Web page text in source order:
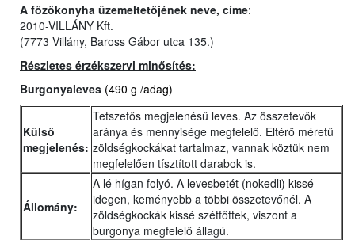
A főzőkonyha üzemeltetőjének neve, címe:
2010-VILLÁNY Kft.
(7773 Villány, Baross Gábor utca 135.)
Részletes érzékszervi minősítés:
Burgonyaleves (490 g /adag)
Külső
megjelenés:
Tetszetős megjelenésű leves. Az összetevők
aránya és mennyisége megfelelő. Eltérő méretű
zöldségkockákat tartalmaz, vannak köztük nem
megfelelően tísztított darabok is.
Állomány:
A lé hígan folyó. A levesbetét (nokedli) kissé
idegen, keményebb a többi összetevőnél. A
zöldségkockák kissé szétfőttek, viszont a
burgonya megfelelő állagú.